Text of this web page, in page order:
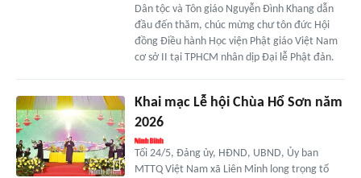
Dân tộc và Tôn giáo Nguyễn Đình Khang dẫn
đầu đến thăm, chúc mừng chư tôn đức Hội
đồng Điều hành Học viện Phật giáo Việt Nam
cơ sở II tại TPHCM nhân dịp Đại lễ Phật đản.
Khai mạc Lễ hội Chùa Hổ Sơn năm
2026
Tối 24/5, Đảng ủy, HĐND, UBND, Ủy ban
MTTQ Việt Nam xã Liên Minh long trọng tổ